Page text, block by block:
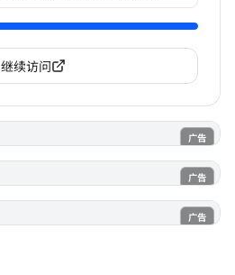
继续访问
广告
广告
广告